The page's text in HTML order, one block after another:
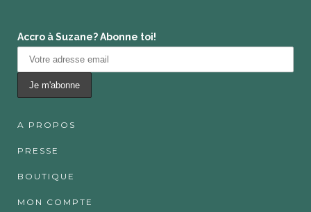
Accro à Suzane? Abonne toi!
A PROPOS
PRESSE
BOUTIQUE
MON COMPTE